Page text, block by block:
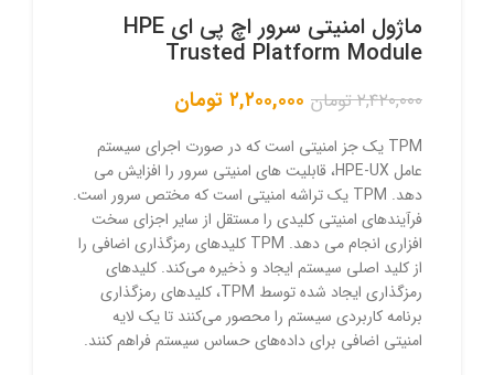
ماژول امنیتی سرور اچ پی ای HPE
Trusted Platform Module
۲,۴۲۰,۰۰۰تومان ۲,۲۰۰,۰۰۰ تومان
TPM یک جز امنیتی است که در صورت اجرای سیستم
عامل HPE-UX، قابلیت های امنیتی سرور را افزایش می
دهد. TPM یک تراشه امنیتی است که مختص سرور است.
فرآیندهای امنیتی کلیدی را مستقل از سایر اجزای سخت
افزاری انجام می دهد. TPM کلیدهای رمزگذاری اضافی را
از کلید اصلی سیستم ایجاد و ذخیره می‌کند. کلیدهای
رمزگذاری ایجاد شده توسط TPM، کلیدهای رمزگذاری
برنامه کاربردی سیستم را محصور می‌کنند تا یک لایه
امنیتی اضافی برای داده‌های حساس سیستم فراهم کنند.